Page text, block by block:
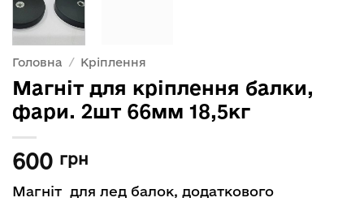
Головна / Кріплення
Магніт для кріплення балки,
фари. 2шт 66мм 18,5кг
600 грн
Магніт для лед балок, додаткового